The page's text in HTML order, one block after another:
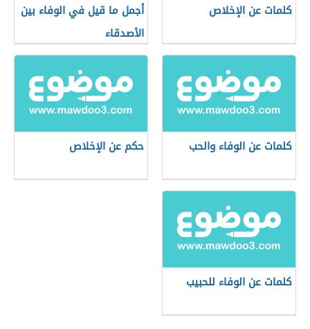
كلمات عن الإخلاص
أجمل ما قيل في الوفاء بين
الأصدقاء
كلمات عن الوفاء والحب حكم عن الإخلاص
كلمات عن الوفاء للحبيب